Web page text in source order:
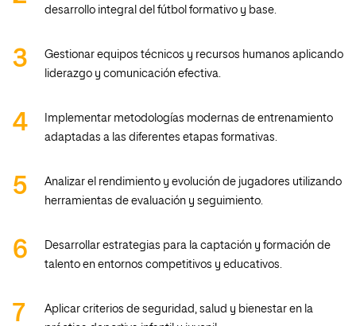
desarrollo integral del fútbol formativo y base.
Gestionar equipos técnicos y recursos humanos aplicando
liderazgo y comunicación efectiva.
Implementar metodologías modernas de entrenamiento
adaptadas a las diferentes etapas formativas.
Analizar el rendimiento y evolución de jugadores utilizando
herramientas de evaluación y seguimiento.
Desarrollar estrategias para la captación y formación de
talento en entornos competitivos y educativos.
Aplicar criterios de seguridad, salud y bienestar en la